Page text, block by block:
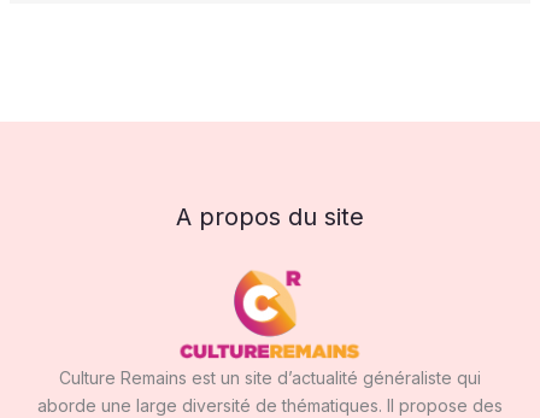
A propos du site
Culture Remains est un site d’actualité généraliste qui
aborde une large diversité de thématiques. Il propose des